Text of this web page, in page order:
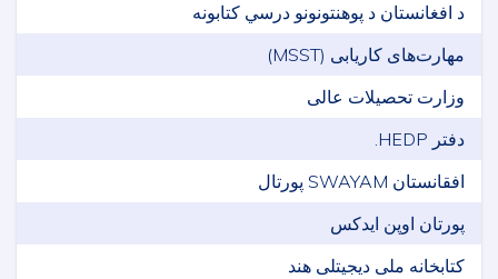
د افغانستان د پوهنتونونو درسي کتابونه
مهارت‌های کاریابی (MSST)
وزارت تحصیلات عالی
دفتر HEDP.
افقانستان SWAYAM پورتال
پورتان اوپن ایدکس
کتابخانه ملی دیجیتلی هند